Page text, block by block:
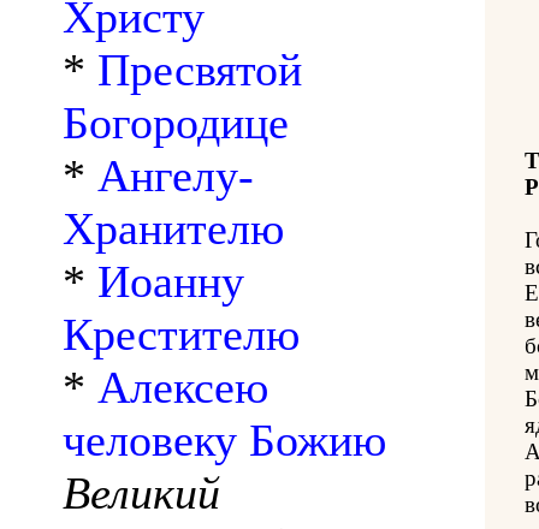
Христу
* Пресвятой
Богородице
* Ангелу-
Хранителю
* Иоанну
Крестителю
* Алексею
человеку Божию
Великий